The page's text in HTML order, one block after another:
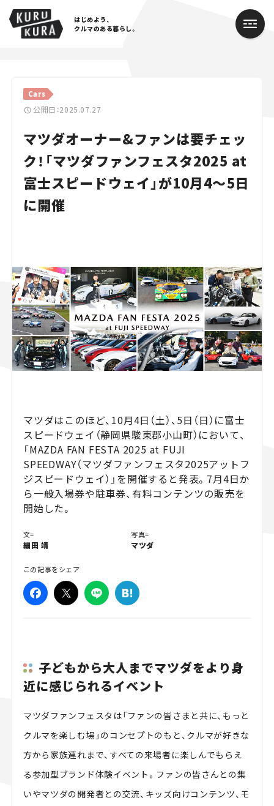
はじめよう、
クルマのある暮らし。
Cars
公開日：2025.07.27
マツダオーナー&ファンは要チェッ
ク！「マツダファンフェスタ2025 at
富士スピードウェイ」が10月4〜5日
に開催
マツダはこのほど、10月4日（土）、5日（日）に富士
スピードウェイ（静岡県駿東郡小山町）において、
「MAZDA FAN FESTA 2025 at FUJI
SPEEDWAY（マツダファンフェスタ2025アットフ
ジスピードウェイ）」を開催すると発表。7月4日か
ら一般入場券や駐車券、有料コンテンツの販売を
開始した。
文=
細田 靖
写真=
マツダ
この記事をシェア
子どもから大人までマツダをより身
近に感じられるイベント
マツダファンフェスタは「ファンの皆さまと共に、もっと
クルマを楽しむ場」のコンセプトのもと、クルマが好きな
方から家族連れまで、すべての来場者に楽しんでもらえ
る参加型ブランド体験イベント。ファンの皆さんとの集
いやマツダの開発者との交流、キッズ向けコンテンツ、モ
Cars
Lifestyle
Traffic
Special
人気のハッシュタグ
スズキ ジムニー｜Suzuki Jimny
スズキ｜Suzuki
マツダ｜Mazda
マツダ ロードスター｜Mazda Roadster